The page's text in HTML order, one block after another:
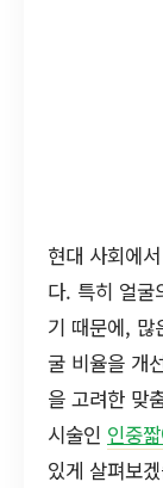
현대 사회에
다. 특히 얼굴
기 때문에, 많
굴 비율을 개
을 고려한 맞
시술인 인중
있게 살펴보